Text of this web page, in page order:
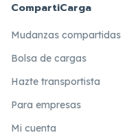
CompartiCarga
Mudanzas compartidas
Bolsa de cargas
Hazte transportista
Para empresas
Mi cuenta